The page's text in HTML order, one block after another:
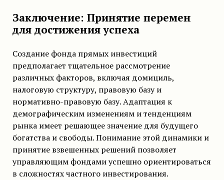
Заключение: Принятие перемен
для достижения успеха
Создание фонда прямых инвестиций
предполагает тщательное рассмотрение
различных факторов, включая домициль,
налоговую структуру, правовую базу и
нормативно-правовую базу. Адаптация к
демографическим изменениям и тенденциям
рынка имеет решающее значение для будущего
богатства и свободы. Понимание этой динамики и
принятие взвешенных решений позволяет
управляющим фондами успешно ориентироваться
в сложностях частного инвестирования.